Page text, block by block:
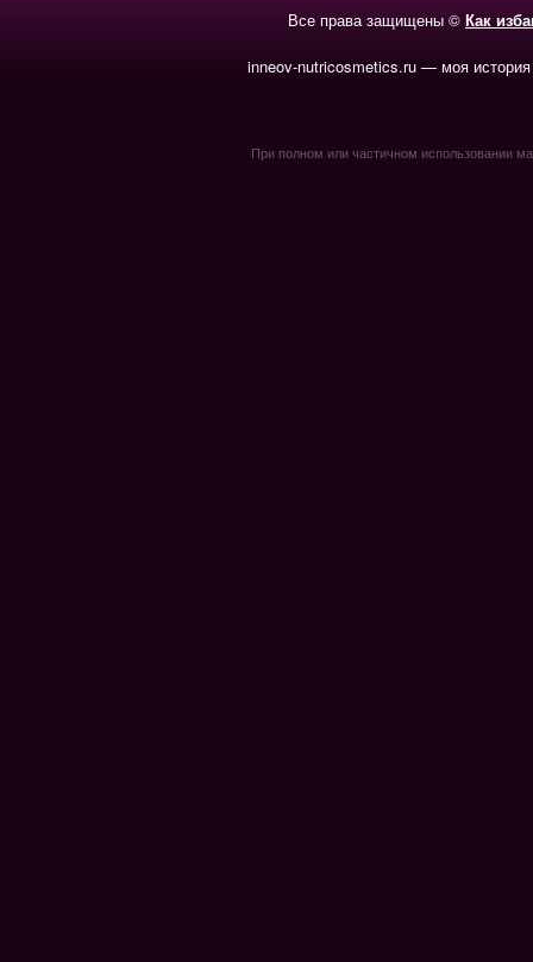
Все права защищены © Как
inneov-nutricosmetics.ru — моя
При полном или частичном использовании